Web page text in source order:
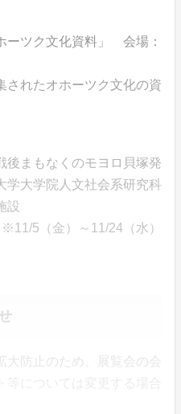
ーツク文化資料」 会場：
されたオホーツク文化の資
まもなくのモヨロ貝塚発
学大学院人文社会系研究科
設
5（金）～11/24（水）
防止のため、展覧会の会